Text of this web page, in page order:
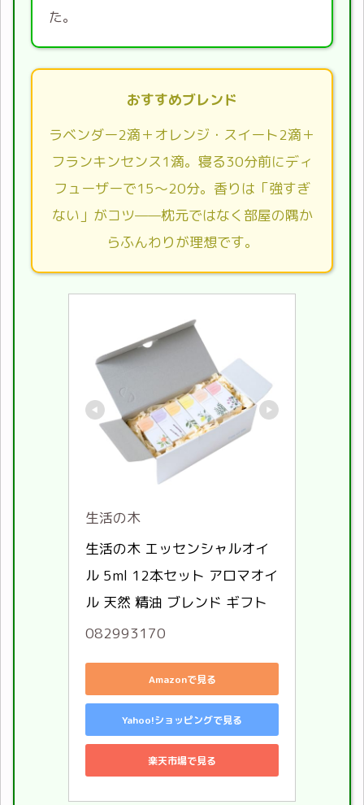
た。
おすすめブレンド
ラベンダー2滴＋オレンジ・スイート2滴＋
フランキンセンス1滴。寝る30分前にディ
フューザーで15〜20分。香りは「強すぎ
ない」がコツ——枕元ではなく部屋の隅か
らふんわりが理想です。
生活の木
生活の木 エッセンシャルオイ
ル 5ml 12本セット アロマオイ
ル 天然 精油 ブレンド ギフト
082993170
Amazonで見る
Yahoo!ショッピングで見る
楽天市場で見る